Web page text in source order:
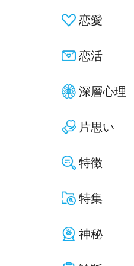
恋愛
恋活
深層心理
片思い
特徴
特集
神秘